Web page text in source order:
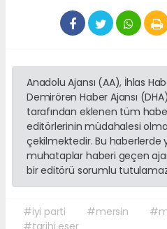
Anadolu Ajansı (AA), İhlas
Demirören Haber Ajansı
tarafından eklenen tüm
editörlerinin müdahalesi
çekilmektedir. Bu haberlerde
muhataplar haberi geçen
bir editörü sorumlu
#iyi parti #mersin